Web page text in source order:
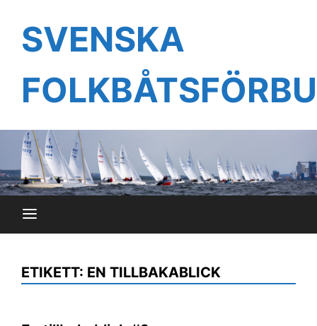
innehållSVENSKA
ETIKETT: EN TILLBAKABLICK